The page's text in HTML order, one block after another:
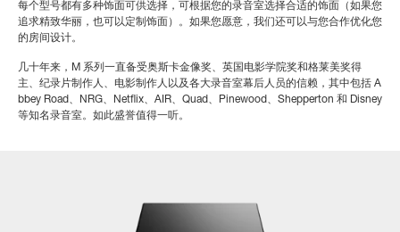
每个型号都有多种饰面可供选择，可根据您的录音室选择合适的饰面（如果您
追求精致华丽，也可以定制饰面）。如果您愿意，我们还可以与您合作优化您
的房间设计。
几十年来，M 系列一直备受奥斯卡金像奖、英国电影学院奖和格莱美奖得
主、纪录片制作人、电影制作人以及各大录音室幕后人员的信赖，其中包括 A
bbey Road、NRG、Netflix、AIR、Quad、Pinewood、Shepperton 和 Disney
等知名录音室。如此盛誉值得一听。